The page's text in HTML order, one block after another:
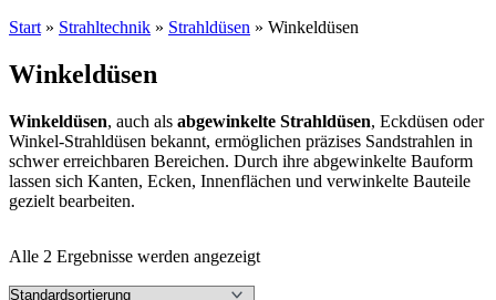
Start » Strahltechnik » Strahldüsen » Winkeldüsen
Winkeldüsen
Winkeldüsen, auch als abgewinkelte Strahldüsen, Eckdüsen oder
Winkel-Strahldüsen bekannt, ermöglichen präzises Sandstrahlen in
schwer erreichbaren Bereichen. Durch ihre abgewinkelte Bauform
lassen sich Kanten, Ecken, Innenflächen und verwinkelte Bauteile
gezielt bearbeiten.
Alle 2 Ergebnisse werden angezeigt